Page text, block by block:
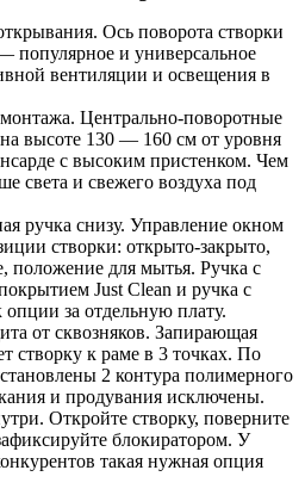
Ось поворота створки
популярное и универсальное
вентиляции и освещения в
Центрально-поворотные
высоте 130 — 160 см от уровня
с высоким пристенком. Чем
света и свежего воздуха под
ручка снизу. Управление окном
створки: открыто-закрыто,
положение для мытья. Ручка с
Just Clean и ручка с
за отдельную плату.
от сквозняков. Запирающая
створку к раме в 3 точках. По
2 контура полимерного
и продувания исключены.
Откройте створку, поверните
блокиратором. У
такая нужная опция